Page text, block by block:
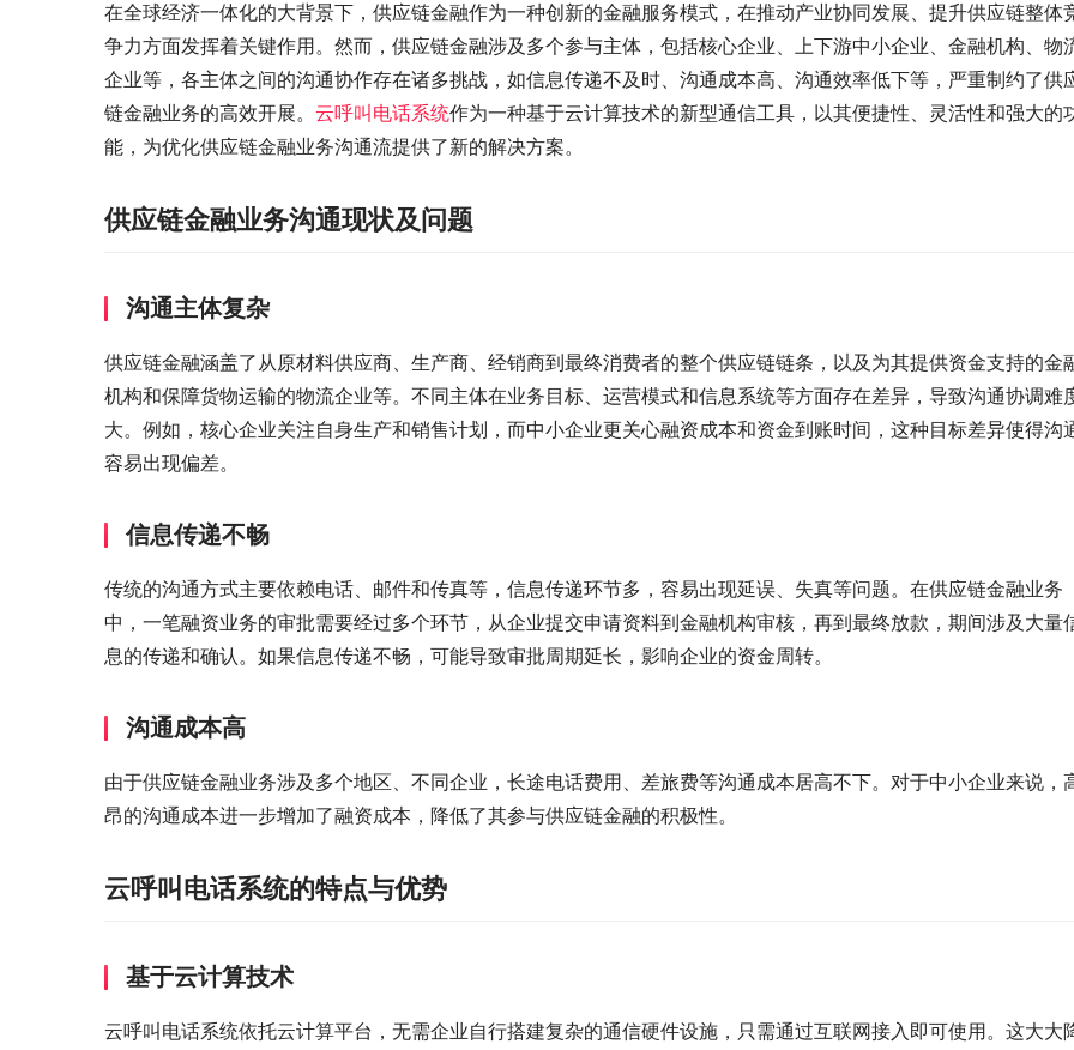
在全球经济一体化的大背景下，供应链金融作为一种创新的金融服务模式，在推动产业协同发展、提升供应链整体
争力方面发挥着关键作用。然而，供应链金融涉及多个参与主体，包括核心企业、上下游中小企业、金融机构、物
企业等，各主体之间的沟通协作存在诸多挑战，如信息传递不及时、沟通成本高、沟通效率低下等，严重制约了供
链金融业务的高效开展。 云呼叫电话系统作为一种基于云计算技术的新型通信工具，以其便捷性、灵活性和强大的
能，为优化供应链金融业务沟通流提供了新的解决方案。
供应链金融业务沟通现状及问题
沟通主体复杂
供应链金融涵盖了从原材料供应商、生产商、经销商到最终消费者的整个供应链链条，以及为其提供资金支持的金
机构和保障货物运输的物流企业等。不同主体在业务目标、运营模式和信息系统等方面存在差异，导致沟通协调难
大。例如，核心企业关注自身生产和销售计划，而中小企业更关心融资成本和资金到账时间，这种目标差异使得沟
容易出现偏差。
信息传递不畅
传统的沟通方式主要依赖电话、邮件和传真等，信息传递环节多，容易出现延误、失真等问题。在供应链金融业务
中，一笔融资业务的审批需要经过多个环节，从企业提交申请资料到金融机构审核，再到最终放款，期间涉及大量
息的传递和确认。如果信息传递不畅，可能导致审批周期延长，影响企业的资金周转。
沟通成本高
由于供应链金融业务涉及多个地区、不同企业，长途电话费用、差旅费等沟通成本居高不下。对于中小企业来说，
昂的沟通成本进一步增加了融资成本，降低了其参与供应链金融的积极性。
云呼叫电话系统的特点与优势
基于云计算技术
云呼叫电话系统依托云计算平台，无需企业自行搭建复杂的通信硬件设施，只需通过互联网接入即可使用。这大大